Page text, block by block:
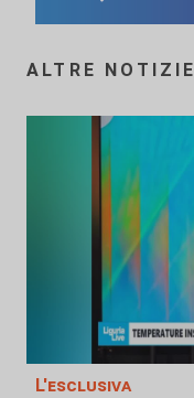
ALTRE NOTIZIE
L'esclusiva